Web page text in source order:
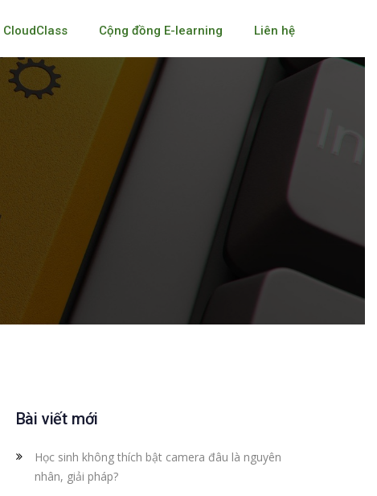
CloudClass Cộng đồng E-learning Liên hệ
Bài viết mới
Học sinh không thích bật camera đâu là nguyên
nhân, giải pháp?